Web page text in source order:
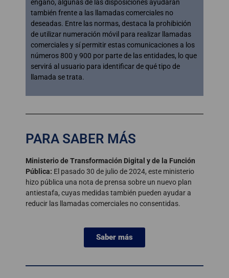
engaño, algunas de las disposiciones ayudarán
también frente a las llamadas comerciales no
deseadas. Entre las normas, destaca la prohibición
de utilizar numeración móvil para realizar llamadas
comerciales y sí permitir estas comunicaciones a los
números 800 y 900 por parte de las entidades, lo que
servirá al usuario para identificar de qué tipo de
llamada se trata.
PARA SABER MÁS
Ministerio de Transformación Digital y de la Función
Pública: El pasado 30 de julio de 2024, este ministerio
hizo pública una nota de prensa sobre un nuevo plan
antiestafa, cuyas medidas también pueden ayudar a
reducir las llamadas comerciales no consentidas.
Saber más